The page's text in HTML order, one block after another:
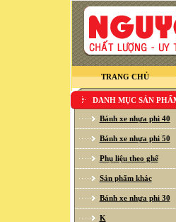
TRANG CHỦ
DANH MỤC SẢN
Bánh xe nhựa phi 40
Bánh xe nhựa phi 50
Phụ liệu theo ghế
Sản phẩm khác
Bánh xe nhựa phi 30
K